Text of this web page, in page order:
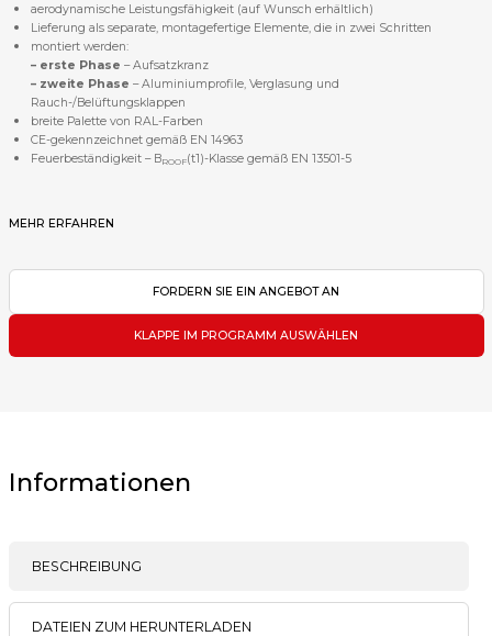
aerodynamische Leistungsfähigkeit (auf Wunsch erhältlich)
Lieferung als separate, montagefertige Elemente, die in zwei Schritten
montiert werden:
– erste Phase – Aufsatzkranz
– zweite Phase – Aluminiumprofile, Verglasung und
Rauch-/Belüftungsklappen
breite Palette von RAL-Farben
CE-gekennzeichnet gemäß EN 14963
Feuerbeständigkeit – BROOF(t1)-Klasse gemäß EN 13501-5
MEHR ERFAHREN
FORDERN SIE EIN ANGEBOT AN
KLAPPE IM PROGRAMM AUSWÄHLEN
Informationen
BESCHREIBUNG
DATEIEN ZUM HERUNTERLADEN